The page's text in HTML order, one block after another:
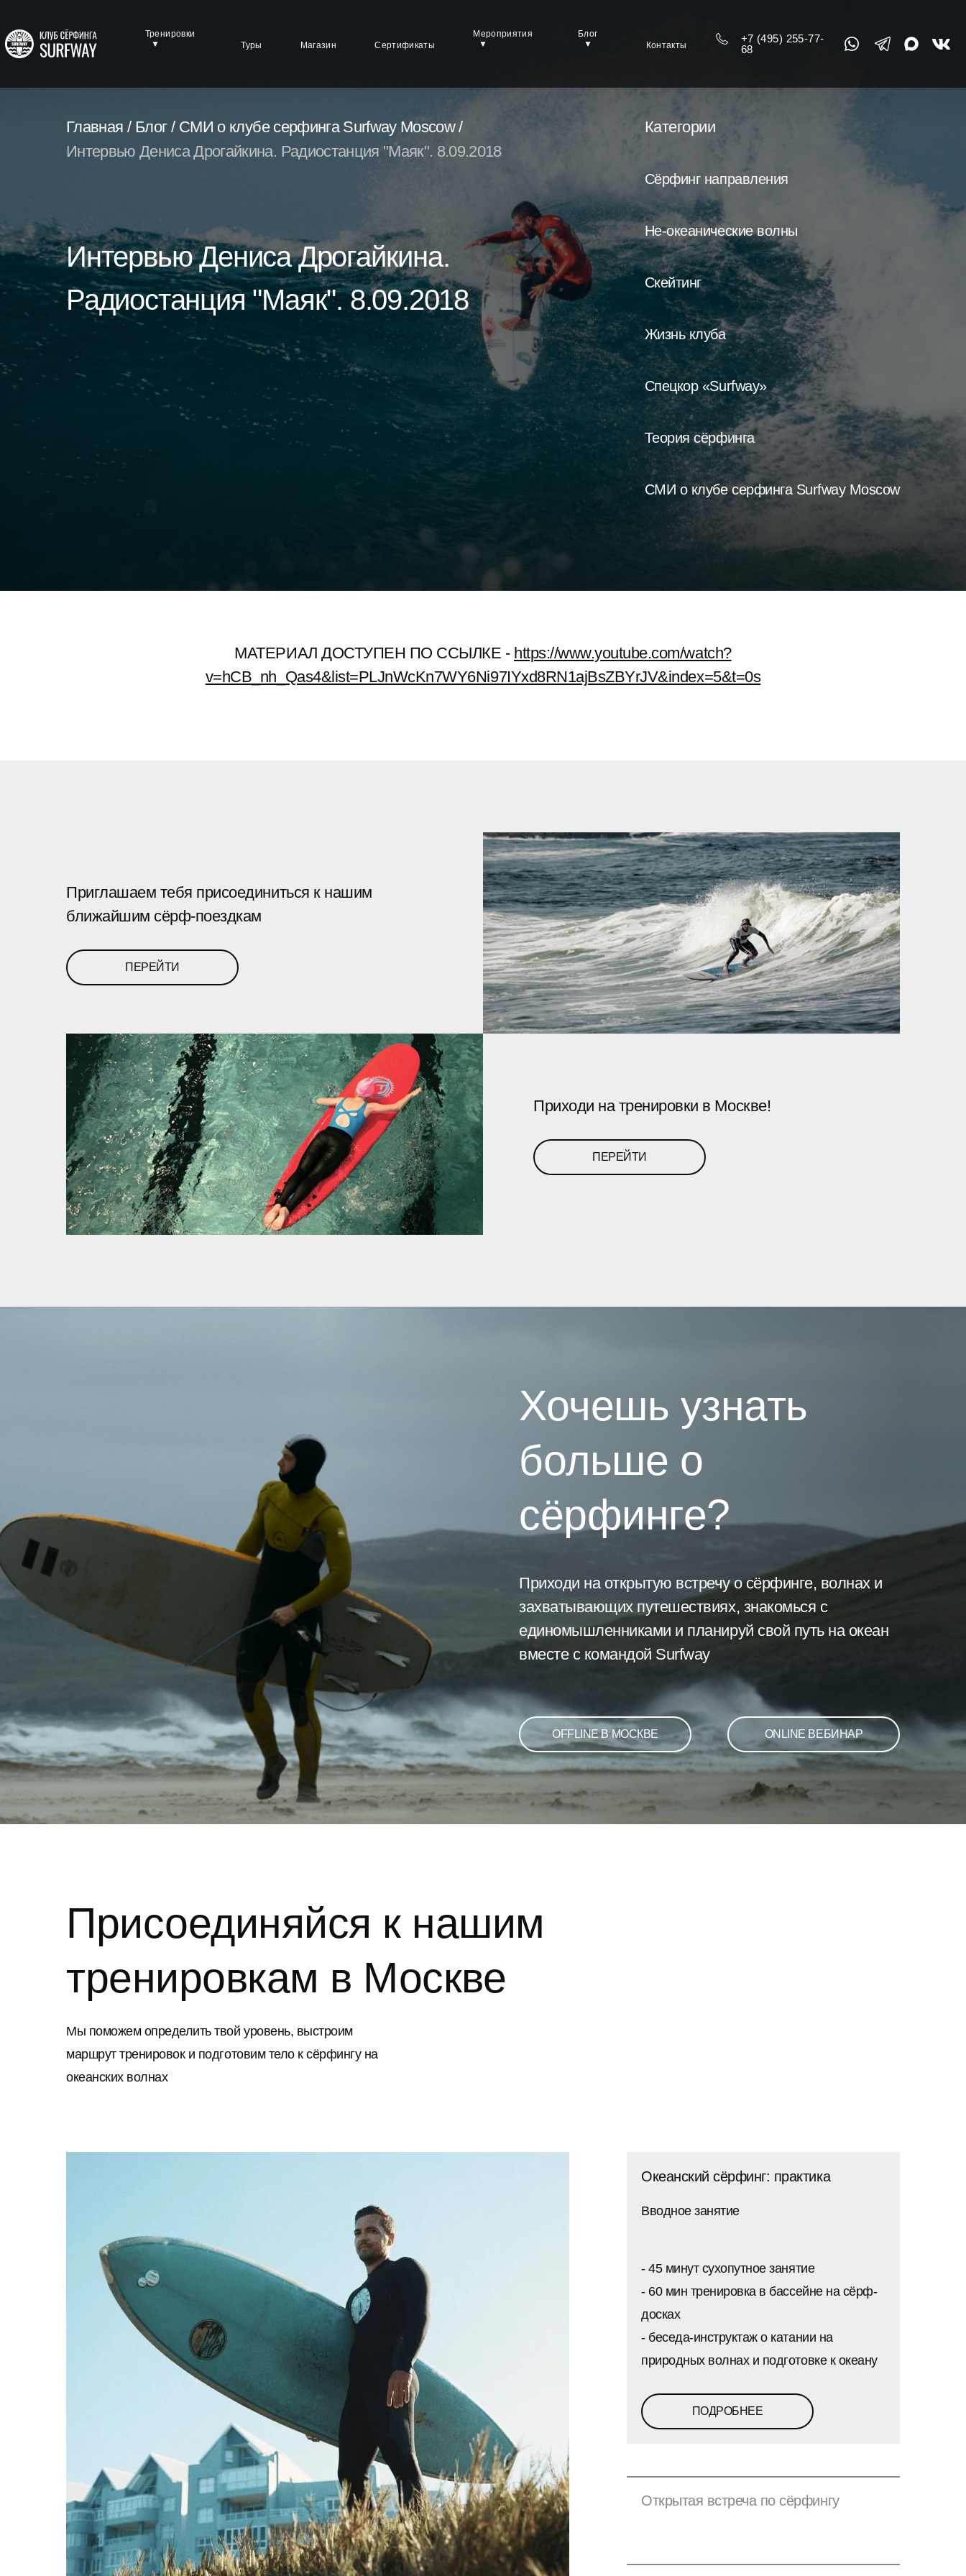
Тренировки
Туры
Магазин Сертификаты
Мероприятия
Блог
Контакты
+7 (495) 255-77-
68
Главная / Блог / СМИ о клубе серфинга Surfway Moscow /
Интервью Дениса Дрогайкина. Радиостанция "Маяк". 8.09.2018
Интервью Дениса Дрогайкина.
Радиостанция "Маяк". 8.09.2018
Категории
Сёрфинг направления
Не-океанические волны
Скейтинг
Жизнь клуба
Спецкор «Surfway»
Теория сёрфинга
СМИ о клубе серфинга Surfway Moscow
МАТЕРИАЛ ДОСТУПЕН ПО ССЫЛКЕ - https://www.youtube.com/watch?
v=hCB_nh_Qas4&list=PLJnWcKn7WY6Ni97IYxd8RN1ajBsZBYrJV&index=5&t=0s
Приглашаем тебя присоединиться к нашим
ближайшим сёрф-поездкам
ПЕРЕЙТИ
Приходи на тренировки в Москве!
ПЕРЕЙТИ
Хочешь узнать
больше о
сёрфинге?
Приходи на открытую встречу о сёрфинге, волнах и
захватывающих путешествиях, знакомься с
единомышленниками и планируй свой путь на океан
вместе с командой Surfway
OFFLINE В МОСКВЕ ONLINE ВЕБИНАР
Присоединяйся к нашим
тренировкам в Москве
Мы поможем определить твой уровень, выстроим
маршрут тренировок и подготовим тело к сёрфингу на
океанских волнах
Океанский сёрфинг: практика
Вводное занятие
- 45 минут сухопутное занятие
- 60 мин тренировка в бассейне на сёрф-
досках
- беседа-инструктаж о катании на
природных волнах и подготовке к океану
ПОДРОБНЕЕ
Открытая встреча по сёрфингу